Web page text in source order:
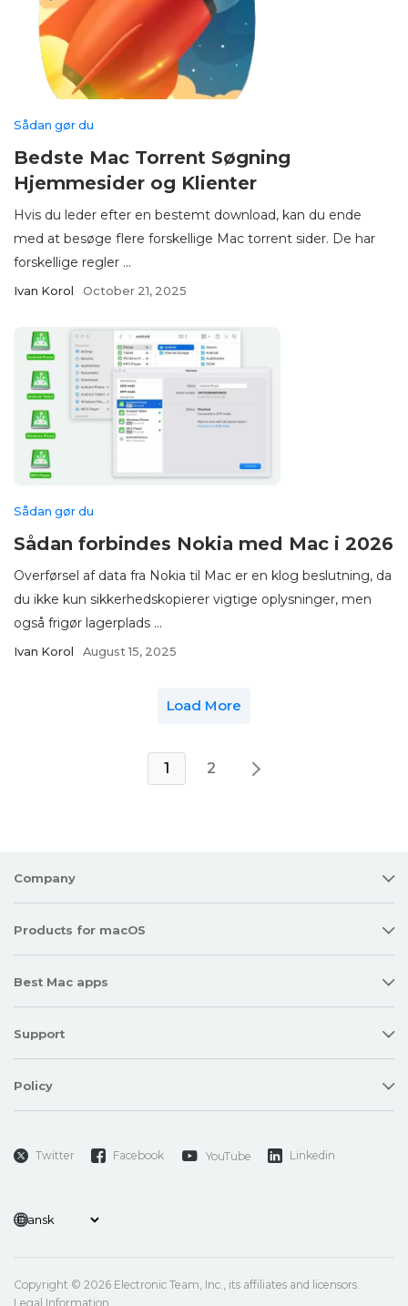
Sådan gør du
Bedste Mac Torrent Søgning
Hjemmesider og Klienter
Hvis du leder efter en bestemt download, kan du ende
med at besøge flere forskellige Mac torrent sider. De har
forskellige regler ...
Ivan Korol October 21, 2025
Sådan gør du
Sådan forbindes Nokia med Mac i 2026
Overførsel af data fra Nokia til Mac er en klog beslutning, da
du ikke kun sikkerhedskopierer vigtige oplysninger, men
også frigør lagerplads ...
Ivan Korol August 15, 2025
Load More
1 2
Company
Products for macOS
Best Mac apps
Support
Policy
Twitter Facebook YouTube Linkedin
Copyright © 2026 Electronic Team, Inc., its affiliates and licensors.
Legal Information